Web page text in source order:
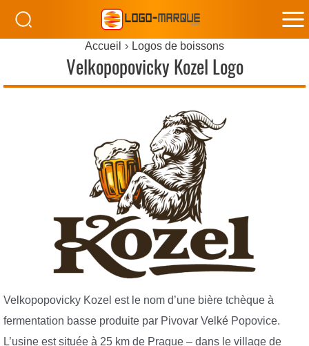
Accueil Logos de boissons
Velkopopovicky Kozel Logo
Velkopopovicky Kozel est le nom d’une bière tchèque à
fermentation basse produite par Pivovar Velké Popovice.
L’usine est située à 25 km de Prague – dans le village de